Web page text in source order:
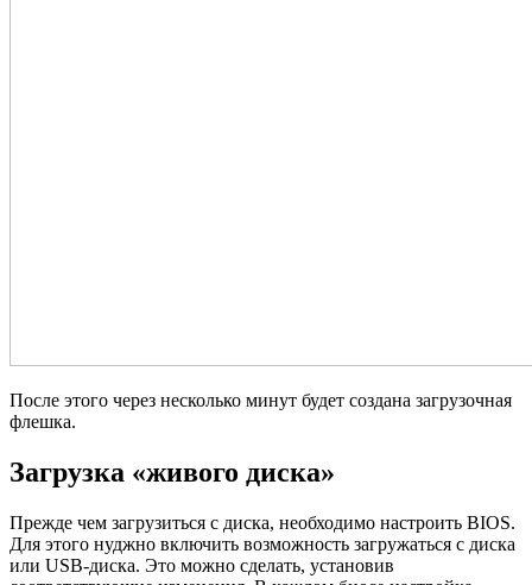
После этого через несколько минут будет создана загрузочная
флешка.
Загрузка «живого диска»
Прежде чем загрузиться с диска, необходимо настроить BIOS.
Для этого нуджно включить возможность загружаться с диска
или USB-диска. Это можно сделать, установив